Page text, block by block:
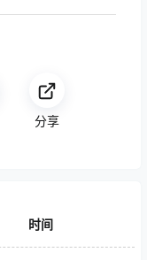
分享
时间